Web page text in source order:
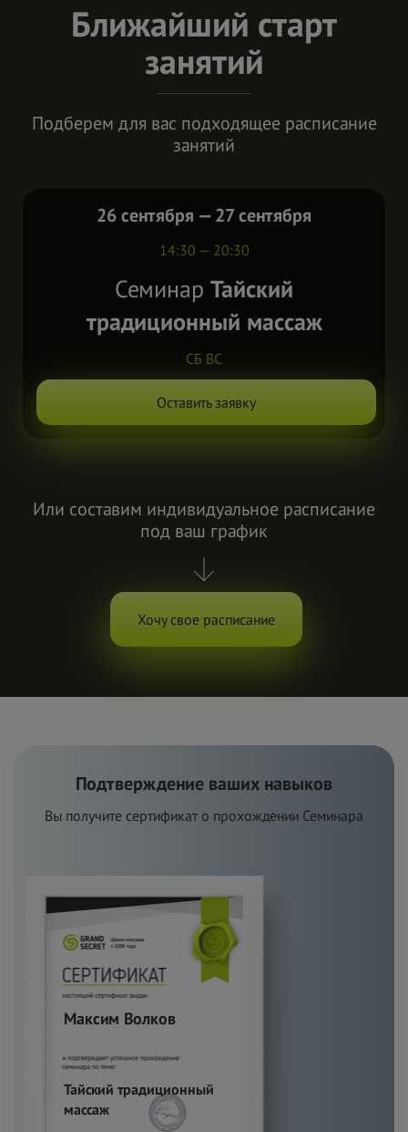
Ближайший старт
занятий
Подберем для вас подходящее расписание
занятий
26 сентября — 27 сентября
14:30 — 20:30
Семинар Тайский
традиционный массаж
СБ ВС
Оставить заявку
Или составим индивидуальное расписание
под ваш график
Хочу свое расписание
Подтверждение ваших навыков
Вы получите сертификат о прохождении Семинара
Тайский традиционный
массаж
Максим Волков